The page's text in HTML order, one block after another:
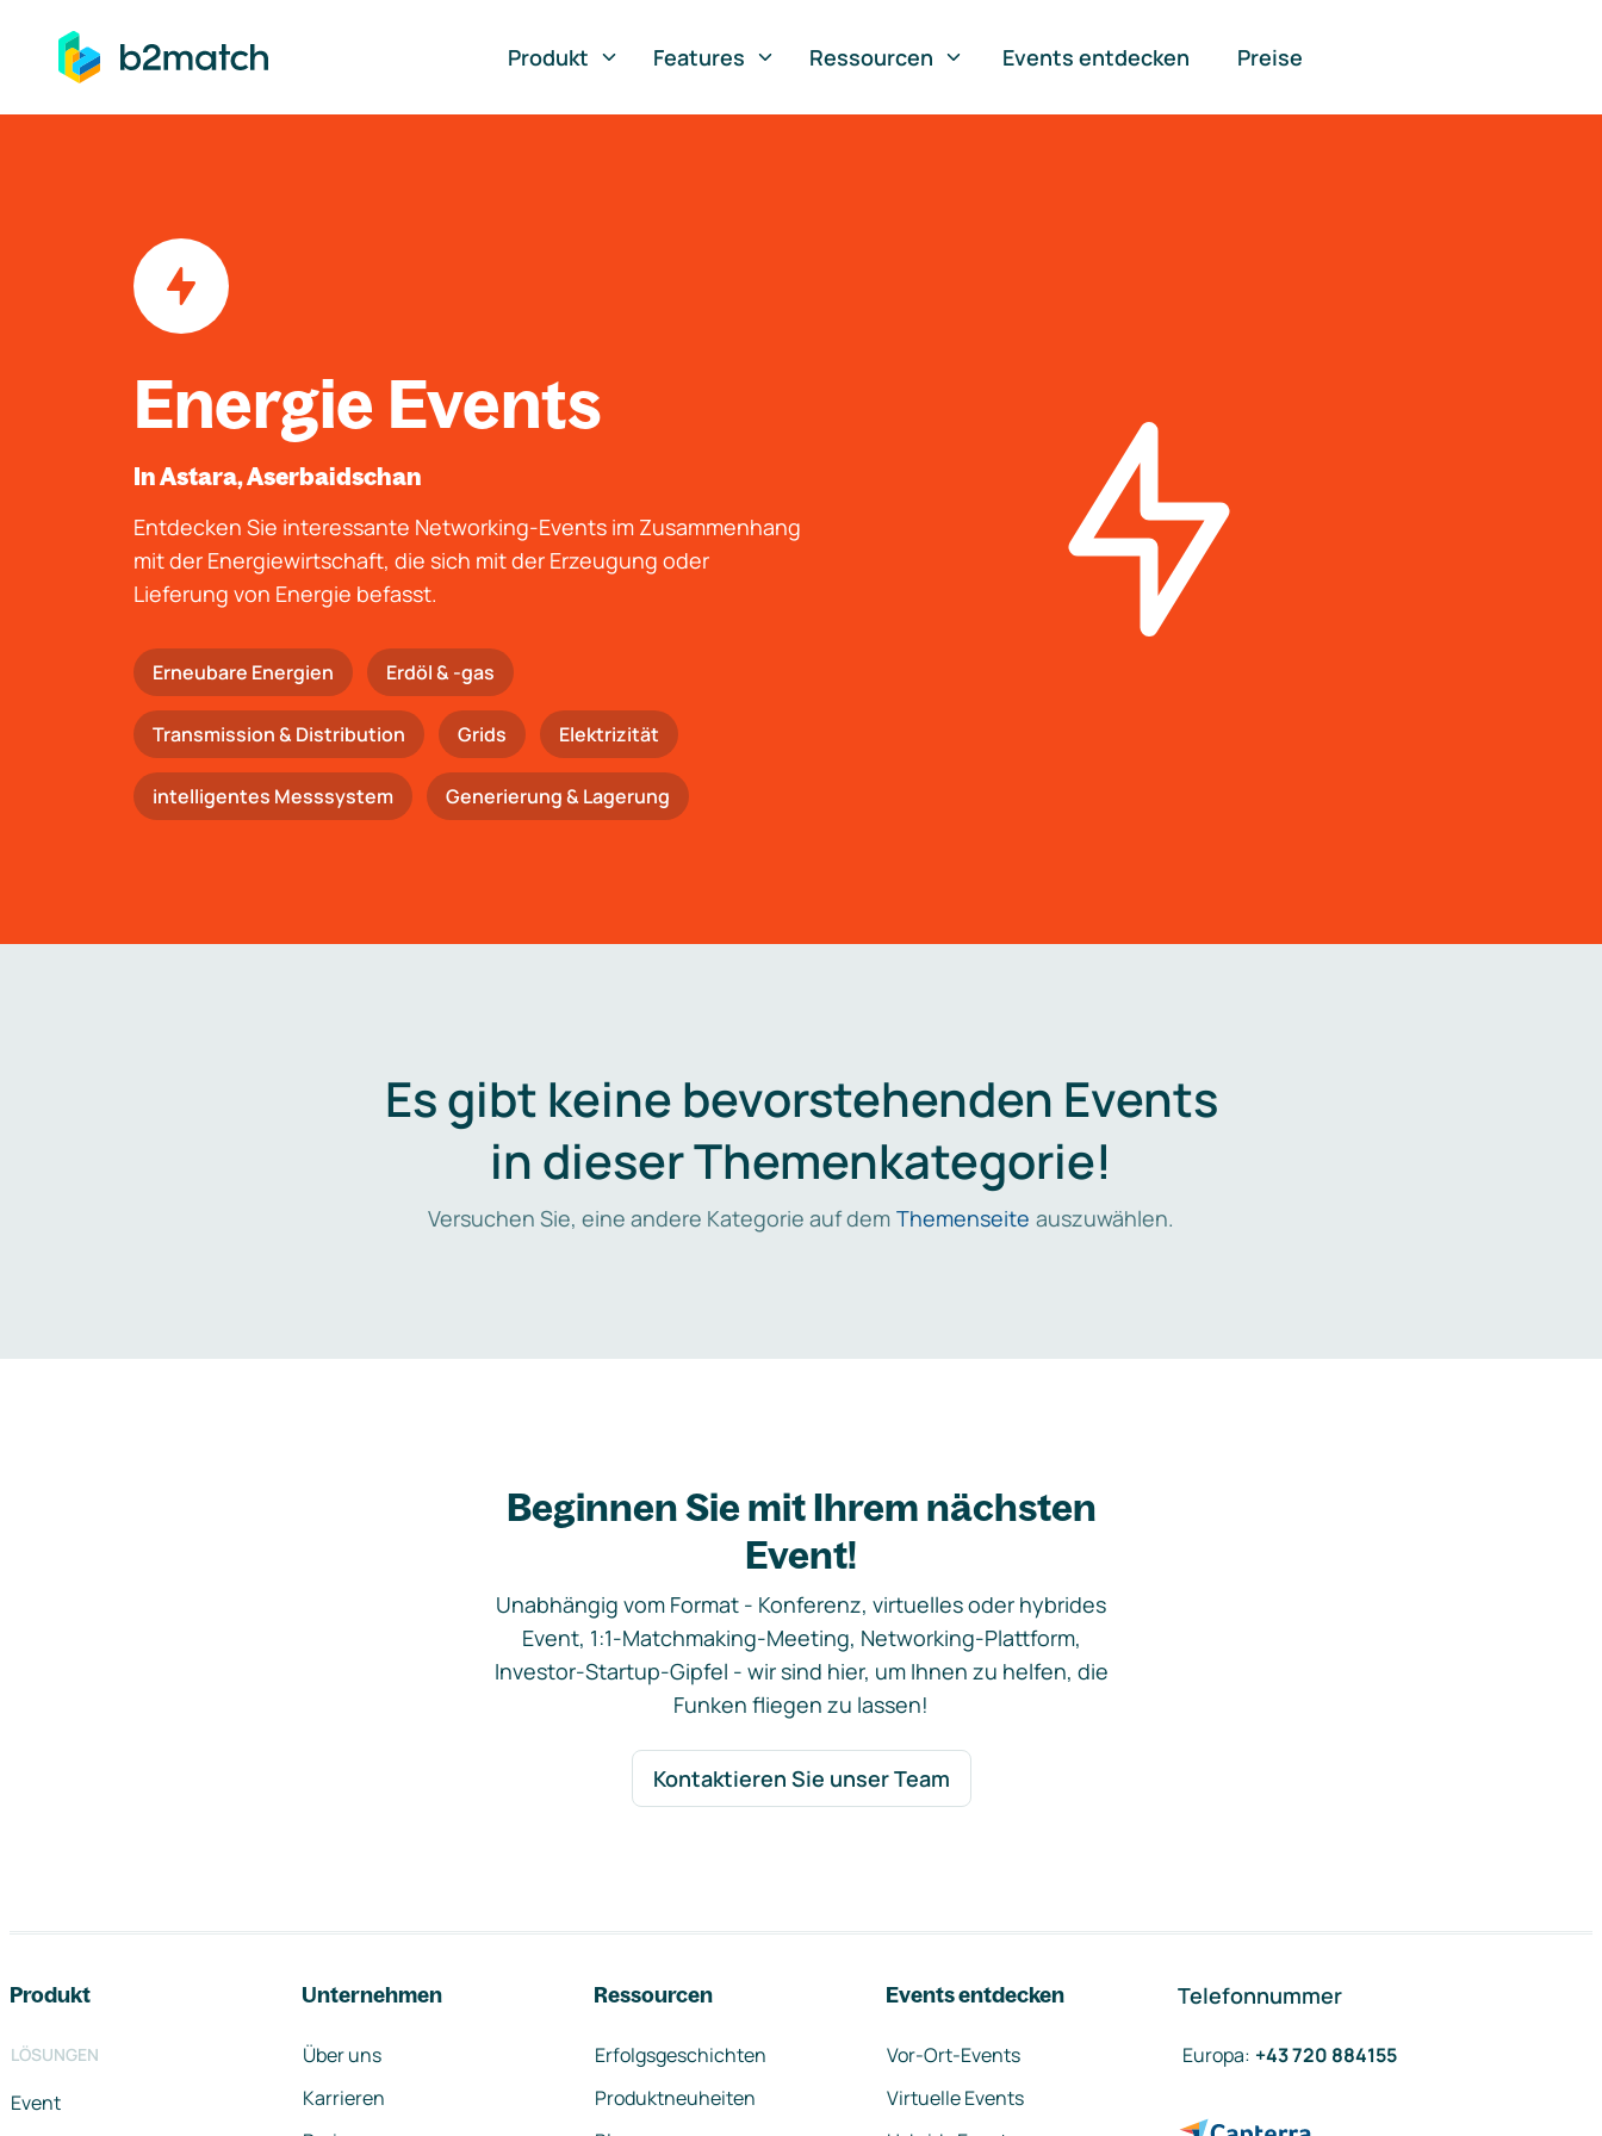
springen
Produkt
Features Ressourcen Events entdecken Preise
Energie Events
In Astara, Aserbaidschan
Entdecken Sie interessante Networking-Events im Zusammenhang
mit der Energiewirtschaft, die sich mit der Erzeugung oder
Lieferung von Energie befasst.
Erneubare Energien Erdöl & -gas
Trans­mis­si­on & Distribution Grids Elektrizität
intelligentes Messsystem Generierung & Lagerung
Es gibt keine bevorstehenden Events
in dieser Themenkategorie!
Versuchen Sie, eine andere Kategorie auf dem Themenseite auszuwählen.
Beginnen Sie mit Ihrem nächsten
Event!
Unabhängig vom Format - Konferenz, virtuelles oder hybrides
Event, 1:1-Matchmaking-Meeting, Networking-Plattform,
Investor-Startup-Gipfel - wir sind hier, um Ihnen zu helfen, die
Funken fliegen zu lassen!
Kontaktieren Sie unser Team
Produkt
LÖSUNGEN
Event
Unternehmen
Über uns
Karrieren
Ressourcen
Erfolgsgeschichten
Produktneuheiten
Events entdecken
Vor-Ort-Events
Virtuelle Events
Telefonnummer
Europa: +43 720 884155